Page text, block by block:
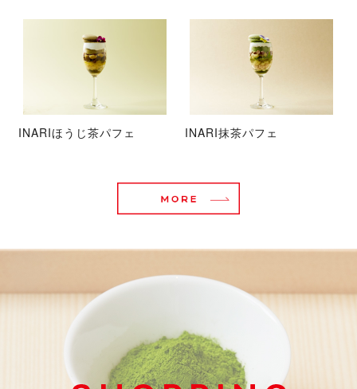
INARIほうじ茶パフェ INARI抹茶パフェ